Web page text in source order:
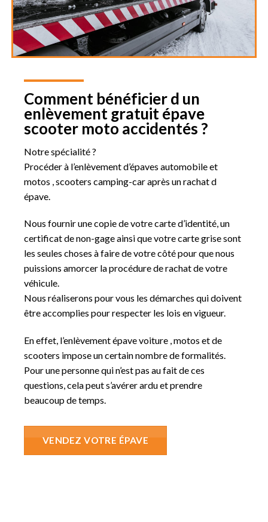
Comment bénéficier d un
enlèvement gratuit épave
scooter moto accidentés ?
Notre spécialité ?
Procéder à l’enlèvement d’épaves automobile et
motos , scooters camping-car après un rachat d
épave.
Nous fournir une copie de votre carte d’identité, un
certificat de non-gage ainsi que votre carte grise sont
les seules choses à faire de votre côté pour que nous
puissions amorcer la procédure de rachat de votre
véhicule.
Nous réaliserons pour vous les démarches qui doivent
être accomplies pour respecter les lois en vigueur.
En effet, l’enlèvement épave voiture , motos et de
scooters impose un certain nombre de formalités.
Pour une personne qui n’est pas au fait de ces
questions, cela peut s’avérer ardu et prendre
beaucoup de temps.
VENDEZ VOTRE ÉPAVE